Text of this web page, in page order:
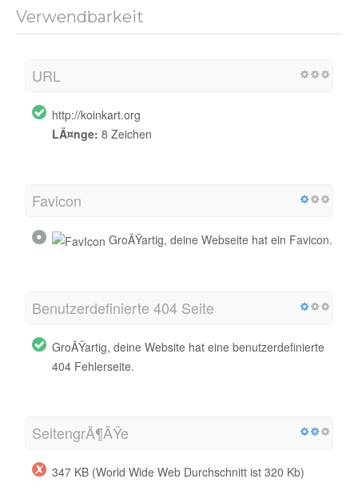
Verwendbarkeit
URL
http://koinkart.org
LÃ¤nge: 8 Zeichen
Favicon
GroÃŸartig, deine Webseite hat ein Favicon.
Benutzerdefinierte 404 Seite
GroÃŸartig, deine Website hat eine benutzerdefinierte
404 Fehlerseite.
SeitengrÃ¶ÃŸe
347 KB (World Wide Web Durchschnitt ist 320 Kb)